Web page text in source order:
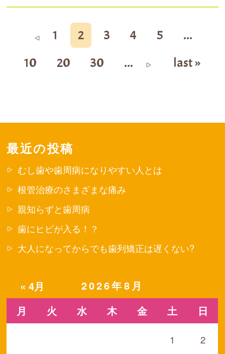
1 2 3 4 5
...
10
20 30 ... last »
最近の投稿
むし歯や歯周病になりやすい人とは
根管治療のさまざまな痛み
親知らずと歯周病
歯にヒビが入る！？
大人になってからでも歯列矯正は遅くない?
2026年8月
月
火 水 木 金 土 日
« 4月
1
2